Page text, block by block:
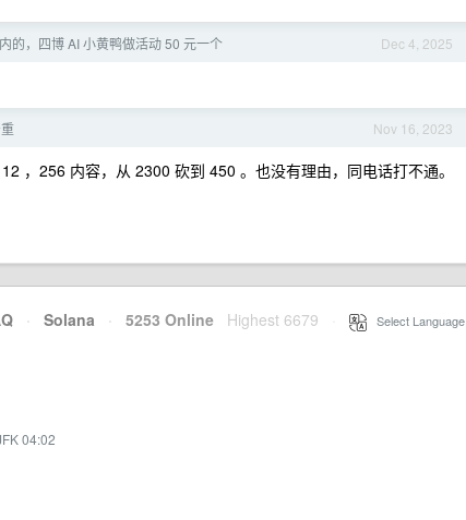
Dec 4, 2025
的，四博 AI 小黄鸭做活动 50 元一个
Nov 16, 2023
，256 内容，从 2300 砍到 450 。也没有理由，同电话打不通。
· Solana · 5253 Online Highest 6679 Select Language
04:02